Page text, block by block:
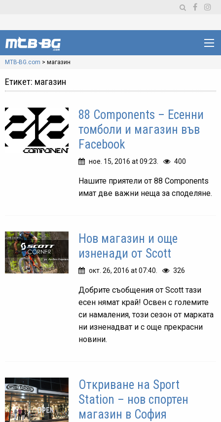
MTB-BG.com > магазин
Етикет: магазин
88 Components – Есенни
томболи и магазин във
Facebook
ное. 15, 2016 at 09:23. 400
Нашите приятели от 88 Components
имат две важни неща за споделяне.
Нов магазин и още
изненади от Scott
окт. 26, 2016 at 07:40. 326
Добрите съобщения от Scott тази
есен нямат край! Освен с големите
си намаления, този сезон от марката
ни изненадват и с още прекрасни
новини.
Откриване на Sport
Station – нов спортен
магазин в София